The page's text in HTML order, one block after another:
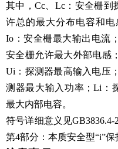
其中，Cc、Lc：安全栅到
许总的最大分布电容和电
Io：安全栅最大输出电流
安全栅允许最大外部电感
Ui：探测器最高输入电压
测器最大输入功率；Li：
最大内部电容。
符号详细意义见
第4部分：本质安全型“i”保